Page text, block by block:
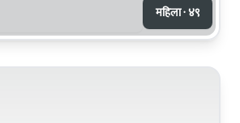
महिला · ४९